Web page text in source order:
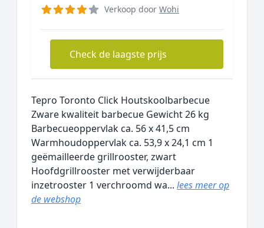
Verkoop door Wohi
Check de laagste prijs
Tepro Toronto Click Houtskoolbarbecue
Zware kwaliteit barbecue Gewicht 26 kg
Barbecueoppervlak ca. 56 x 41,5 cm
Warmhoudoppervlak ca. 53,9 x 24,1 cm 1
geëmailleerde grillrooster, zwart
Hoofdgrillrooster met verwijderbaar
inzetrooster 1 verchroomd wa... lees meer op
de webshop